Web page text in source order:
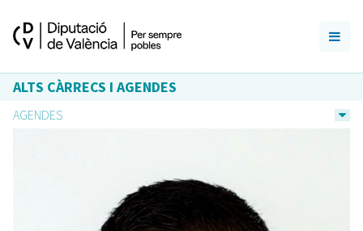
ALTS CÀRRECS I AGENDES
AGENDES